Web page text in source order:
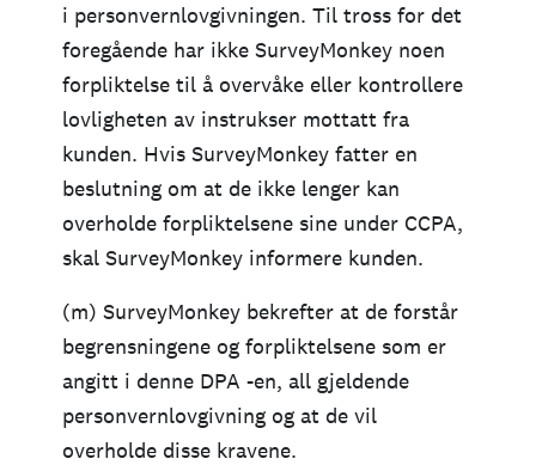
i personvernlovgivningen. Til tross for det
foregående har ikke SurveyMonkey noen
forpliktelse til å overvåke eller kontrollere
lovligheten av instrukser mottatt fra
kunden. Hvis SurveyMonkey fatter en
beslutning om at de ikke lenger kan
overholde forpliktelsene sine under CCPA,
skal SurveyMonkey informere kunden.
(m) SurveyMonkey bekrefter at de forstår
begrensningene og forpliktelsene som er
angitt i denne DPA -en, all gjeldende
personvernlovgivning og at de vil
overholde disse kravene.